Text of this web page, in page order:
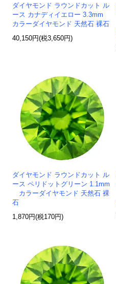
ダイヤモンド ラウンドカット ル
ース カナディイエロー 3.3mm
カラーダイヤモンド 天然石 裸石
40,150円(税3,650円)
ダイヤモンド ラウンドカット ル
ース ペリドットグリーン 1.1mm
カラーダイヤモンド 天然石 裸
石
1,870円(税170円)